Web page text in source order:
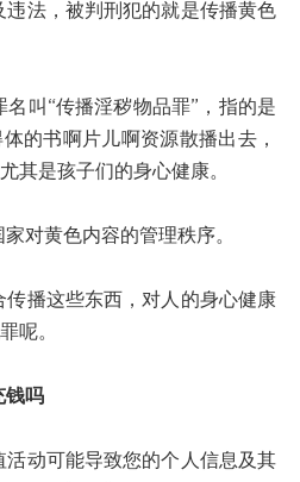
，被判刑犯的就是传播黄色
“传播淫秽物品罪”，指的是
的书啊片儿啊资源散播出去，
其是孩子们的身心健康。
黄色内容的管理秩序。
这些东西，对人的身心健康
呢。
钱吗
可能导致您的个人信息及其